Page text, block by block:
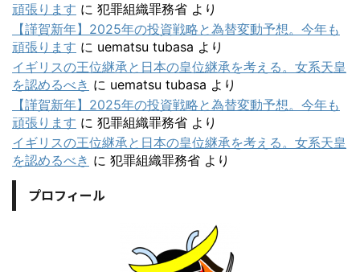
頑張ります に 犯罪組織罪務省 より
【謹賀新年】2025年の投資戦略と為替変動予想。今年も
頑張ります に uematsu tubasa より
イギリスの王位継承と日本の皇位継承を考える。女系天皇
を認めるべき に uematsu tubasa より
【謹賀新年】2025年の投資戦略と為替変動予想。今年も
頑張ります に 犯罪組織罪務省 より
イギリスの王位継承と日本の皇位継承を考える。女系天皇
を認めるべき に 犯罪組織罪務省 より
プロフィール